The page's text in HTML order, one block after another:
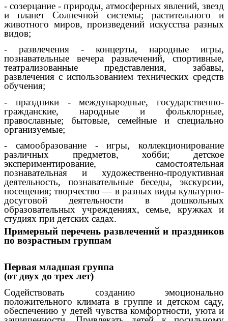
- созерцание - природы, атмосферных явлений, звезд
и планет Солнечной системы; растительного и
животного миров, произведений искусства разных
видов;
- развлечения - концерты, народные игры,
познавательные вечера развлечений, спортивные,
театрализованные представления, забавы,
развлечения с использованием технических средств
обучения;
- праздники - международные, государственно-
гражданские, народные и фольклорные,
православные; бытовые, семейные и специально
организуемые;
- самообразование - игры, коллекционирование
различных предметов, хобби; детское
экспериментирование, самостоятельная
познавательная и художественно-продуктивная
деятельность, познавательные беседы, экскурсии,
посещения; творчество — в разных виды культурно-
досуговой деятельности в дошкольных
образовательных учреждениях, семье, кружках и
студиях при детских садах.
Примерный перечень развлечений и праздников
по возрастным группам
Первая младшая группа
(от двух до трех лет)
Содействовать созданию эмоционально
положительного климата в группе и детском саду,
обеспечению у детей чувства комфортности, уюта и